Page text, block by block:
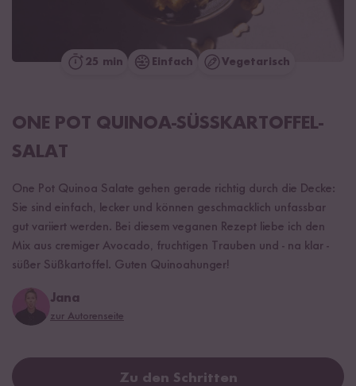
25 min Einfach Vegetarisch
ONE POT QUINOA-SÜSSKARTOFFEL-S
ALAT
One Pot Quinoa Salate gehen gerade richtig durch die Decke:
Sie sind einfach, lecker und können geschmacklich unfassbar
gut variiert werden. Bei diesem veganen Rezept liebe ich den
Mix aus cremiger Avocado, fruchtigen Trauben und - na klar -
süßer Süßkartoffel. Guten Quinoahunger!
Jana
zur Autorenseite
Zu den Schritten